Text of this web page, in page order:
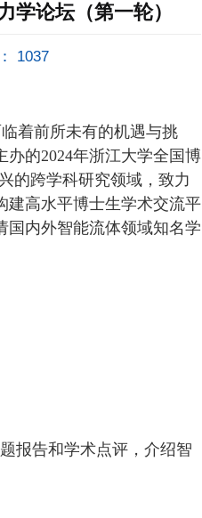
论坛（第一轮）
1037
着前所未有的机遇与挑
办的2024年浙江大学全国博
的跨学科研究领域，致力
建高水平博士生学术交流平
国内外智能流体领域知名学
报告和学术点评， 介绍智